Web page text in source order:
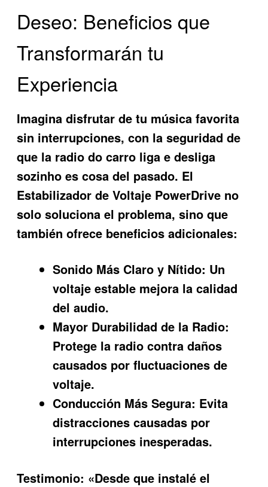
Deseo: Beneficios que
Transformarán tu
Experiencia
Imagina disfrutar de tu música favorita
sin interrupciones, con la seguridad de
que la radio do carro liga e desliga
sozinho es cosa del pasado. El
Estabilizador de Voltaje PowerDrive no
solo soluciona el problema, sino que
también ofrece beneficios adicionales:
Sonido Más Claro y Nítido: Un
voltaje estable mejora la calidad
del audio.
Mayor Durabilidad de la Radio:
Protege la radio contra daños
causados por fluctuaciones de
voltaje.
Conducción Más Segura: Evita
distracciones causadas por
interrupciones inesperadas.
Testimonio: «Desde que instalé el